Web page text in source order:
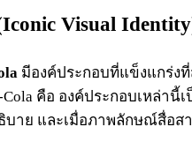
Visual
มีองค์ประกอบที่แข็งแกร่งที่
คือ องค์ประกอบเหล่านี้เ
าย และเมื่อภาพลักษณ์สื่อ